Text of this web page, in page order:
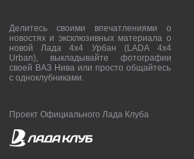
Делитесь своими впечатлениями о
новостях и эксклюзивных материала о
новой Лада 4х4 Урбан (LADA 4x4
Urban), выкладывайте фотографии
своей ВАЗ Нива или просто общайтесь
с одноклубниками.
Проект Официального Лада Клуба